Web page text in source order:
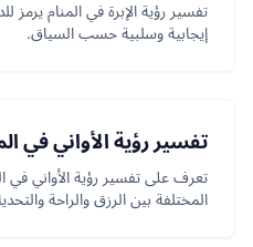
تفسير رؤية الإبرة في المنام يرمز
إيجابية وسلبية حسب السياق.
تفسير رؤية الأواني في
تعرف على تفسير رؤية الأواني في
المختلفة بين الرزق والراحة